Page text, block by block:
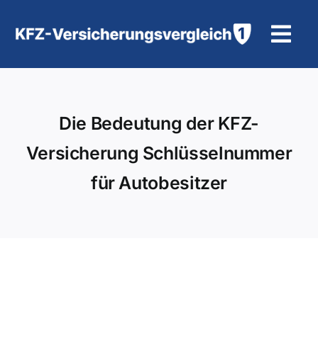
Inhalt
Motorradversicherung
Die Bedeutung der KFZ-
Versicherung Schlüsselnummer
für Autobesitzer